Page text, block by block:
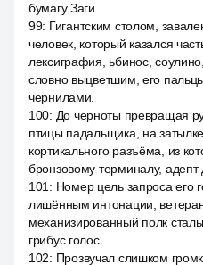
бумагу Заги.
99: Гигантским столом,
человек, который казался
лексиграфия, ьбинос,
словно выцветшим, его
чернилами.
100: До черноты превращая
птицы падальщика, на
кортикального разъёма, из
бронзовому терминалу, адепт
101 : Номер цель запроса его
лишённым интонации,
механизированный полк
грибус голос.
102: Прозвучал слишком